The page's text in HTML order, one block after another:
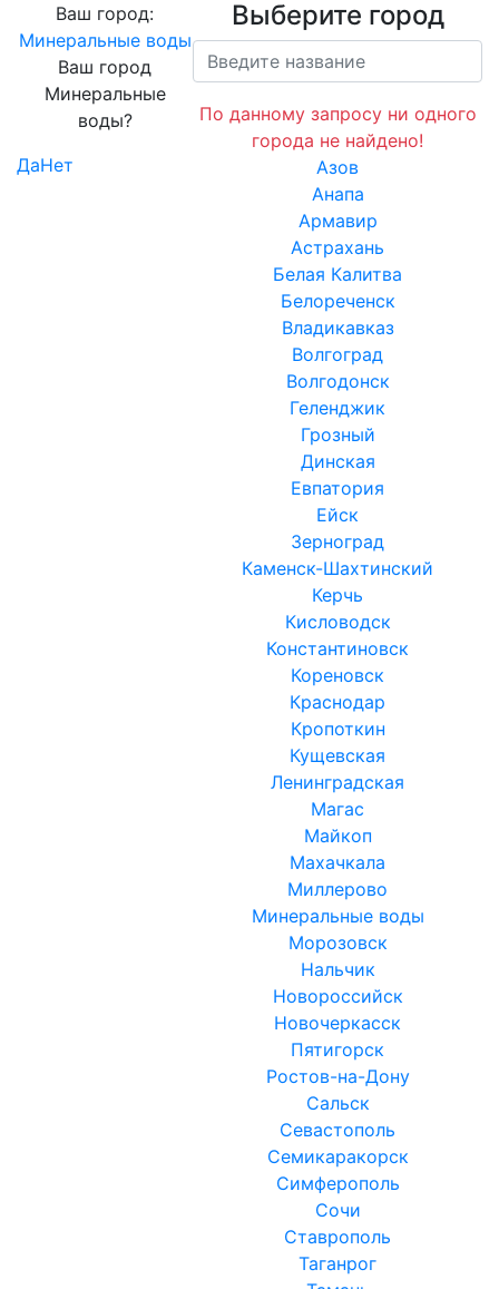
Ваш город:
Минеральные воды
Ваш город
Минеральные
воды?
ДаНет
Выберите город
По данному запросу ни одного
города не найдено!
Азов
Анапа
Армавир
Астрахань
Белая Калитва
Белореченск
Владикавказ
Волгоград
Волгодонск
Геленджик
Грозный
Динская
Евпатория
Ейск
Зерноград
Каменск-Шахтинский
Керчь
Кисловодск
Константиновск
Кореновск
Краснодар
Кропоткин
Кущевская
Ленинградская
Магас
Майкоп
Махачкала
Миллерово
Минеральные воды
Морозовск
Нальчик
Новороссийск
Новочеркасск
Пятигорск
Ростов-на-Дону
Сальск
Севастополь
Семикаракорск
Симферополь
Сочи
Ставрополь
Таганрог